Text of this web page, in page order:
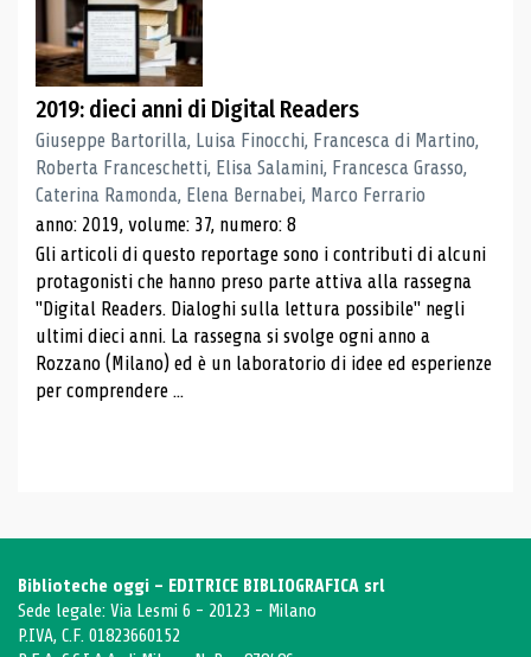
2019: dieci anni di Digital Readers
Giuseppe Bartorilla, Luisa Finocchi, Francesca di Martino,
Roberta Franceschetti, Elisa Salamini, Francesca Grasso,
Caterina Ramonda, Elena Bernabei, Marco Ferrario
anno: 2019, volume: 37, numero: 8
Gli articoli di questo reportage sono i contributi di alcuni
protagonisti che hanno preso parte attiva alla rassegna
"Digital Readers. Dialoghi sulla lettura possibile" negli
ultimi dieci anni. La rassegna si svolge ogni anno a
Rozzano (Milano) ed è un laboratorio di idee ed esperienze
per comprendere ...
Biblioteche oggi - EDITRICE BIBLIOGRAFICA srl
Sede legale: Via Lesmi 6 - 20123 - Milano
P.IVA, C.F. 01823660152